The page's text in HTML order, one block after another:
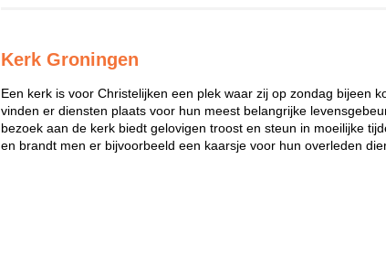
Kerk Groningen
Een kerk is voor Christelijken een plek waar zij op zondag bijeen
vinden er diensten plaats voor hun meest belangrijke
bezoek aan de kerk biedt gelovigen troost en steun in moeilijke
en brandt men er bijvoorbeeld een kaarsje voor hun overleden